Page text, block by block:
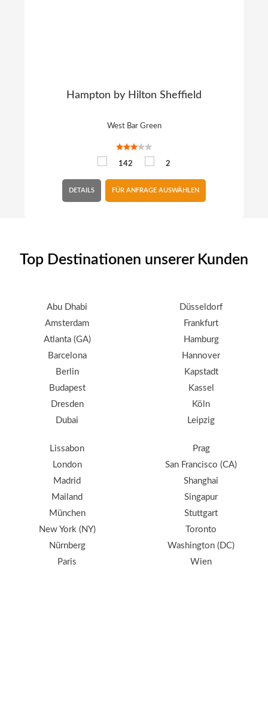
Hampton by Hilton Sheffield
West Bar Green
142 2
DETAILS FÜR ANFRAGE AUSWÄHLEN
Top Destinationen unserer Kunden
Abu Dhabi
Amsterdam
Atlanta (GA)
Barcelona
Berlin
Budapest
Dresden
Dubai
Düsseldorf
Frankfurt
Hamburg
Hannover
Kapstadt
Kassel
Köln
Leipzig
Lissabon
London
Madrid
Mailand
München
New York (NY)
Nürnberg
Paris
Prag
San Francisco (CA)
Shanghai
Singapur
Stuttgart
Toronto
Washington (DC)
Wien